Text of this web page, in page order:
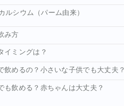
ルシウム（パーム由来）
み方
イミングは？
飲めるの？小さいな子供でも大丈夫？
も飲める？赤ちゃんは大丈夫？